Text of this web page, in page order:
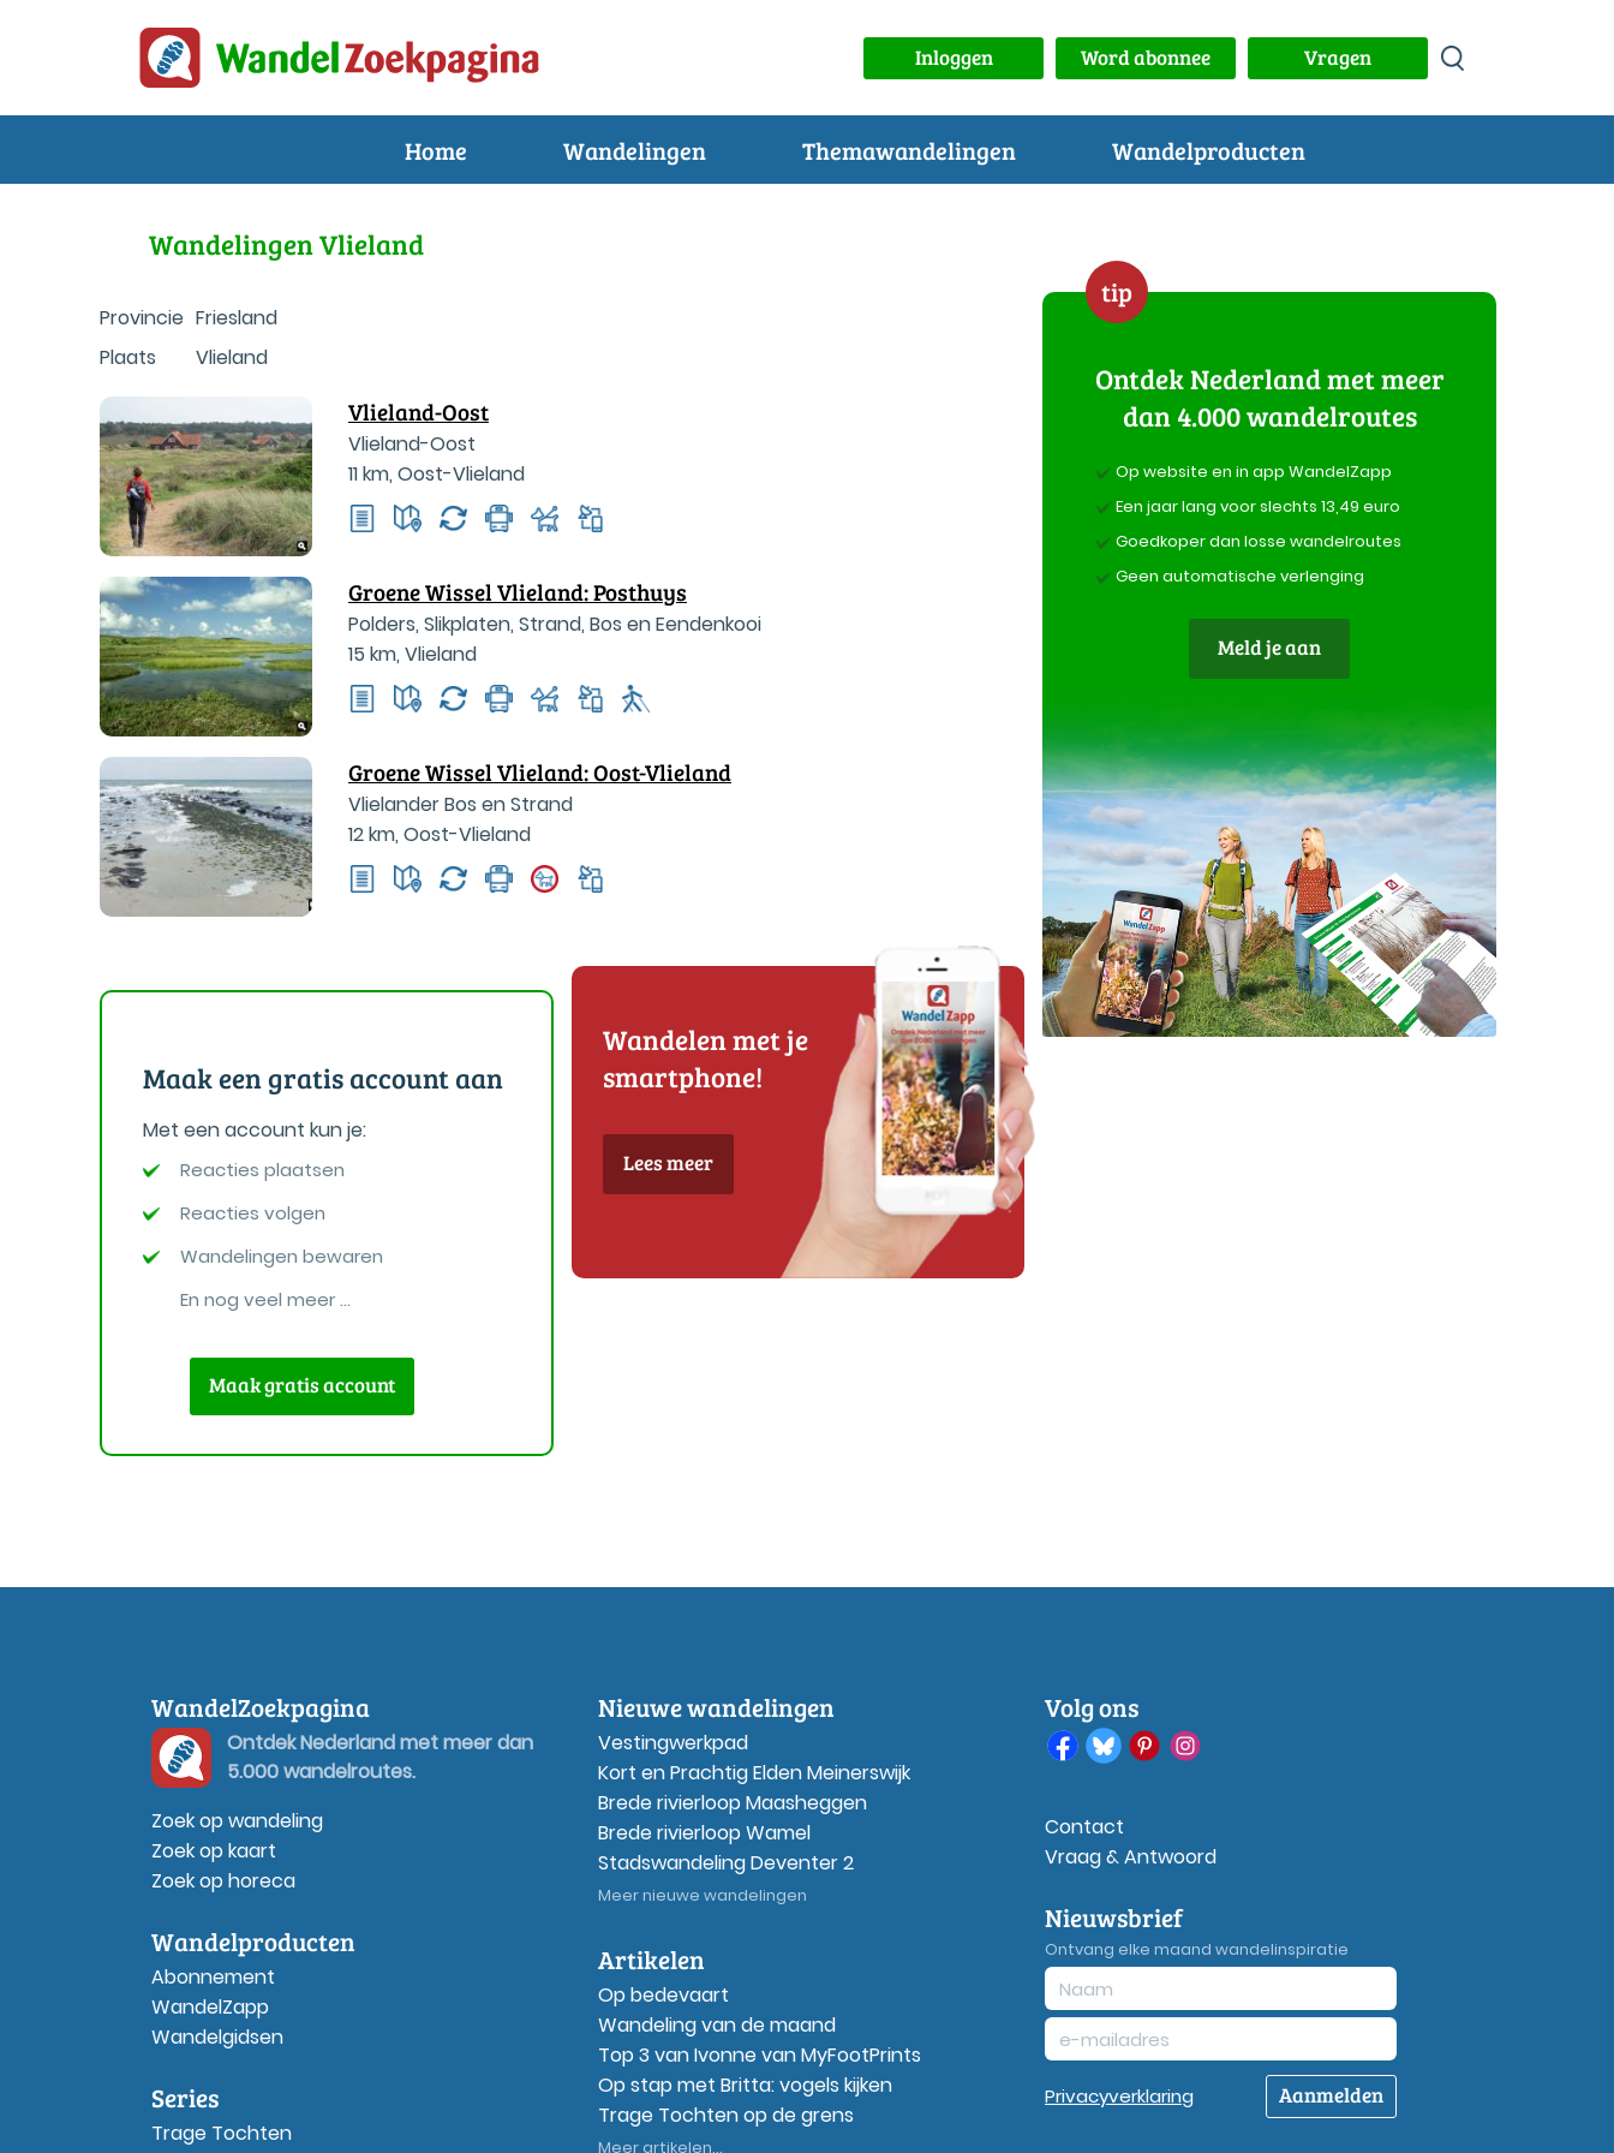
Inloggen Word abonnee Vragen
Home Wandelingen Themawandelingen Wandelproducten
Wandelingen Vlieland
Provincie Friesland
Plaats
Vlieland
Vlieland-Oost
Vlieland-Oost
11 km, Oost-Vlieland
Groene Wissel Vlieland: Posthuys
Polders, Slikplaten, Strand, Bos en Eendenkooi
15 km, Vlieland
Groene Wissel Vlieland: Oost-Vlieland
Vlielander Bos en Strand
12 km, Oost-Vlieland
tip
Ontdek Nederland met meer
dan 4.000 wandelroutes
Op website en in app WandelZapp
Een jaar lang voor slechts 13,49 euro
Goedkoper dan losse wandelroutes
Geen automatische verlenging
Meld je aan
Maak een gratis account aan
Met een account kun je:
Reacties plaatsen
Reacties volgen
Wandelingen bewaren
En nog veel meer ...
Maak gratis account
Wandelen met je
smartphone!
Lees meer
WandelZoekpagina
Ontdek Nederland met meer dan
5.000 wandelroutes.
Zoek op wandeling
Zoek op kaart
Zoek op horeca
Wandelproducten
Abonnement
WandelZapp
Wandelgidsen
Series
Trage Tochten
Nieuwe wandelingen
Vestingwerkpad
Kort en Prachtig Elden Meinerswijk
Brede rivierloop Maasheggen
Brede rivierloop Wamel
Stadswandeling Deventer 2
Meer nieuwe wandelingen
Artikelen
Op bedevaart
Wandeling van de maand
Top 3 van Ivonne van MyFootPrints
Op stap met Britta: vogels kijken
Trage Tochten op de grens
Meer artikelen...
Volg ons
Contact
Vraag & Antwoord
Nieuwsbrief
Ontvang elke maand wandelinspiratie
Privacyverklaring Aanmelden